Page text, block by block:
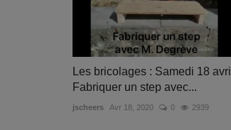
Les bricolages : Samedi 18 avril
Fabriquer un step avec...
jscheers Avr 18, 2020 0 2939